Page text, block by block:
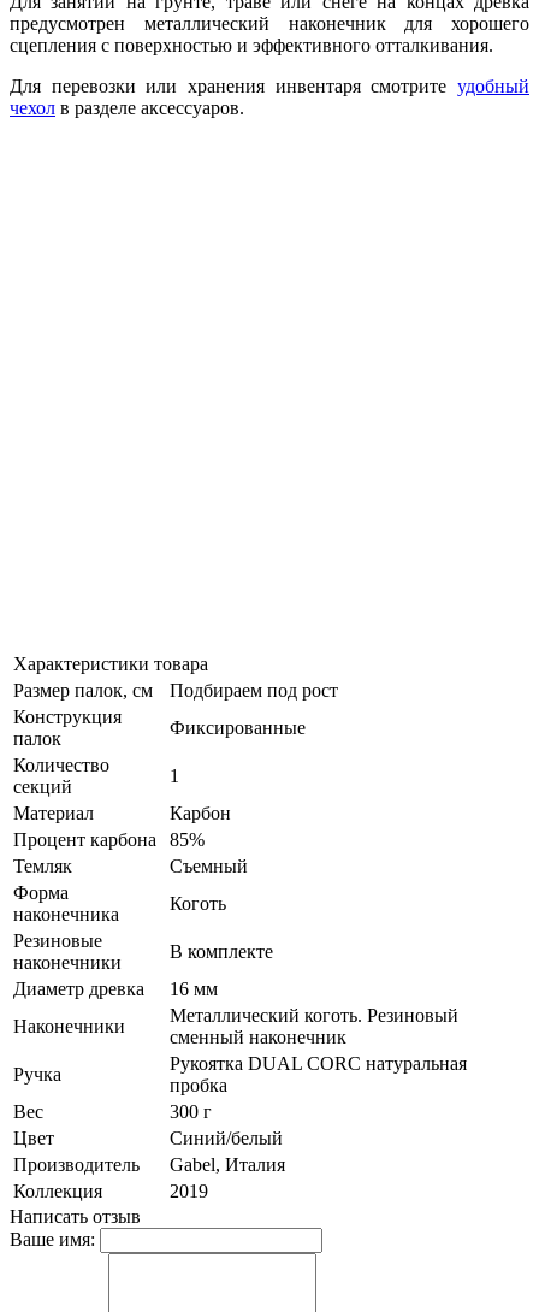
предусмотрен металлический наконечник для хорошего
сцепления с поверхностью и эффективного отталкивания.
Для перевозки или хранения инвентаря смотрите удобный
чехол в разделе аксессуаров.
Характеристики товара
Размер палок, см
Подбираем под рост
Конструкция
палок
Фиксированные
Количество
секций
1
Материал
Карбон
Процент карбона
85%
Темляк
Съемный
Форма
наконечника
Коготь
Резиновые
наконечники
В комплекте
Диаметр древка
16 мм
Наконечники
Металлический коготь. Резиновый
сменный наконечник
Ручка
Рукоятка DUAL CORC натуральная
пробка
Вес
300 г
Цвет
Синий/белый
Производитель
Gabel, Италия
Коллекция
2019
Написать отзыв
Ваше имя: